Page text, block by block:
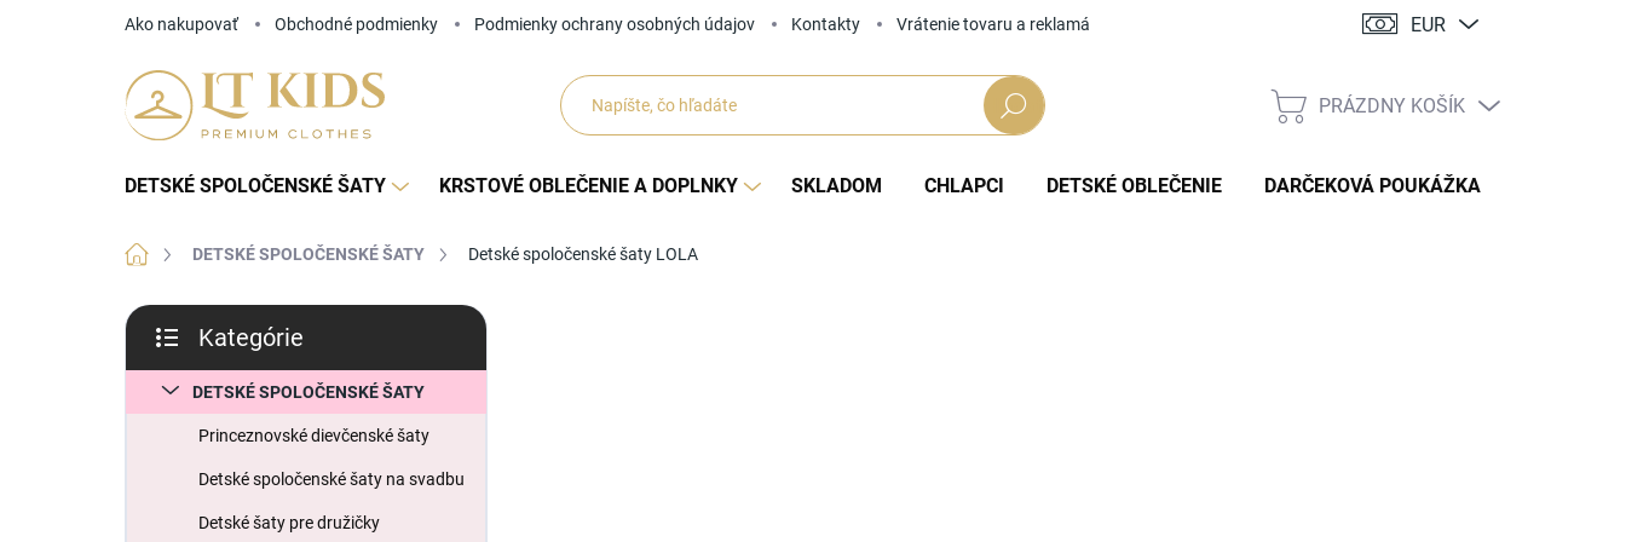
Ako nakupovať Obchodné podmienky Podmienky ochrany osobných údajov Kontakty Vrátenie tovaru a reklamácia EUR
Hľadať
NÁKUPNÝ
PRÁZDNY KOŠÍK
DETSKÉ SPOLOČENSKÉ ŠATY KRSTOVÉ OBLEČENIE A DOPLNKY SKLADOM CHLAPCI DETSKÉ OBLEČENIE DARČEKOVÁ POUKÁŽKA
DomovDETSKÉ SPOLOČENSKÉ ŠATY Detské spoločenské šaty LOLA
B
č
ý
kategórie
Kategórie
DETSKÉ SPOLOČENSKÉ ŠATY
Princeznovské dievčenské šaty
Detské spoločenské šaty na svadbu
Detské šaty pre družičky